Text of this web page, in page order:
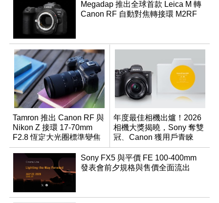
Megadap 推出全球首款 Leica M 轉
Canon RF 自動對焦轉接環 M2RF
Tamron 推出 Canon RF 與
Nikon Z 接環 17-70mm
F2.8 恆定大光圈標準變焦
鏡
年度最佳相機出爐！2026
相機大獎揭曉，Sony 奪雙
冠、Canon 獲用戶青睞
Sony FX5 與平價 FE 100-400mm
發表會前夕規格與售價全面流出